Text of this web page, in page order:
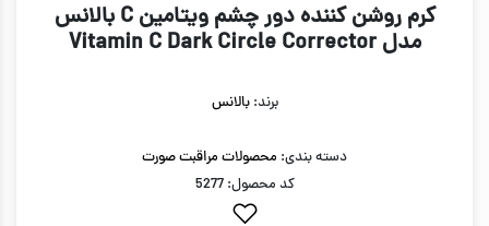
کرم روشن کننده دور چشم ویتامین C بالانس
مدل Vitamin C Dark Circle Corrector
برند:بالانس
دسته بندی: محصولات مراقبت صورت
کد محصول: 5277